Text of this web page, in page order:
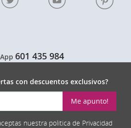
601 435 984
con descuentos exclusivos?
Me apunto!
nuestra politica de Privacidad